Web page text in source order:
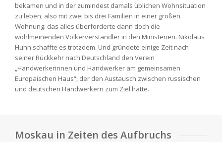
bekamen und in der zumindest damals üblichen Wohnsituation
zu leben, also mit zwei bis drei Familien in einer großen
Wohnung: das alles überforderte dann doch die
wohlmeinenden Völkerverständler in den Ministerien. Nikolaus
Huhn schaffte es trotzdem. Und gründete einige Zeit nach
seiner Rückkehr nach Deutschland den Verein
„Handwerkerinnen und Handwerker am gemeinsamen
Europäischen Haus“, der den Austausch zwischen russischen
und deutschen Handwerkern zum Ziel hatte.
Moskau in Zeiten des Aufbruchs